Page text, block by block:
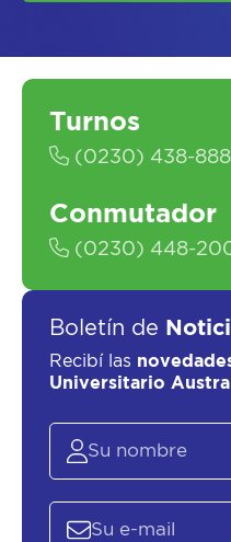
ASESORATE
SALUD
SOLICITAR UN
Turnos
(0230) 438-
Conmutador
(0230) 448-
Boletín de
Recibí las
Universitario Austral